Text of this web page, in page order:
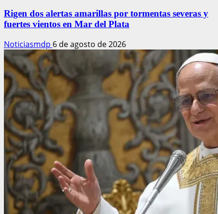
Rigen dos alertas amarillas por tormentas severas y
fuertes vientos en Mar del Plata
Noticiasmdp 6 de agosto de 2026